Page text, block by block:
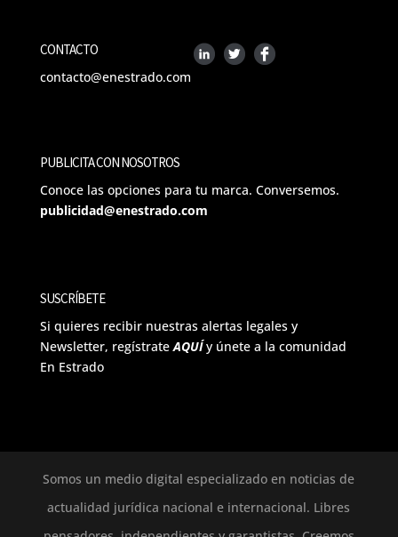
CONTACTO
contacto@enestrado.com
PUBLICITA CON NOSOTROS
Conoce las opciones para tu marca. Conversemos.
publicidad@enestrado.com
SUSCRÍBETE
Si quieres recibir nuestras alertas legales y
Newsletter, regístrateAQUÍ y únete a la comunidad
En Estrado
Somos un medio digital especializado en noticias de
actualidad jurídica nacional e internacional. Libres